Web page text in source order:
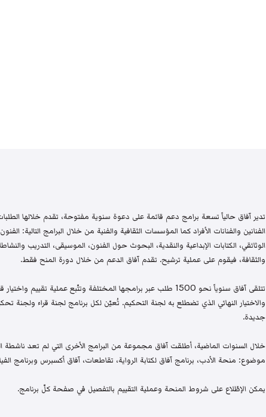
تدير آفاق حالياً تسعة برامج دعم قائمة على دعوة سنوية مفتوحة، تقدم خلالها
الفنانين والفنانات الأفراد كما المؤسسات الثقافية والفنية من خلال البرامج التالية:
الوثائقي، الكتابات الإبداعية والنقدية، البحوث حول الفنون، الموسيقى، التدريب
والثقافة، فيقوم على عملية ترشيح. تقدم آفاق الدعم من خلال دورة المنح فقط.
تتلقى آفاق سنوياً نحو 1500 طلب عبر برامجها المختلفة وتتّبع عملية
والاختيار النهائي الذي تضطلع به لجنة التحكيم. تُعيّن لكل برنامج لجنة قراء
جديدة.
خلال السنوات الماضية، أطلقت آفاق مجموعة من البرامج الأخرى التي لم تعد ناشطة
موضوع: منحة الأدب، برنامج آفاق لكتابة الرواية، تقاطعات، آفاق أكسبرس وبرنامج
يمكن الإطّلاع على شروط المنحة وعملية التقييم بالتفصيل في صفحة كلّ برنامج.